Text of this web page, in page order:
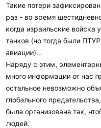
Такие потери
раз - во время
когда израильские войска
танков (но тогда были
авиации)…
Наряду с этим,
много информации от нас
остальное невозможно
глобального
была организована так,
людей.